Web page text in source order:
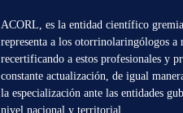
ACORL, es la entidad científico
representa a los otorrinolaringólogos a
recertificando a estos profesionales y
constante actualización, de igual
la especialización ante las entidades
nivel nacional y territorial.